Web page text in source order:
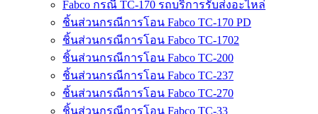
Fabco กรณี TC-170 รถบริการรับส่งอะไหล่
ชิ้นส่วนกรณีการโอน Fabco TC-170 PD
ชิ้นส่วนกรณีการโอน Fabco TC-1702
ชิ้นส่วนกรณีการโอน Fabco TC-200
ชิ้นส่วนกรณีการโอน Fabco TC-237
ชิ้นส่วนกรณีการโอน Fabco TC-270
ชิ้นส่วนกรณีการโอน Fabco TC-33